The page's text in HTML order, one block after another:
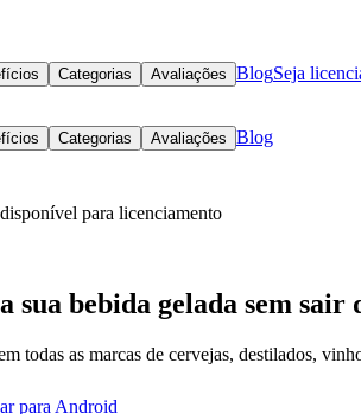
Categorias Avaliações BlogSeja
Categorias Avaliações Blog
para licenciamento
sua bebida gelada sem sair
todas as marcas de cervejas, destilados,
para Android